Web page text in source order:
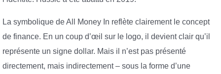
La symbolique de All Money In reflète clairement le concept
de finance. En un coup d’œil sur le logo, il devient clair qu’il
représente un signe dollar. Mais il n’est pas présenté
directement, mais indirectement – sous la forme d’une